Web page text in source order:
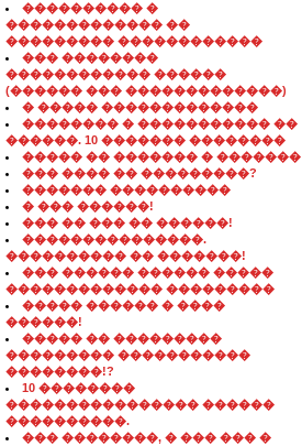
���������� �
������������� ��
��������� ������������
��� ��������
������������ ������
(������ ��� �������������)
� ����� �������������
�������� � ����������� ��
������. 10 ������� ��������
����� �� ������� � �������
��� ���� �� ���������?
������� ����������
� ��� ������!
��� �� ��� �� ������!
���������������.
���������� �� �������!
��� ������ ������ �����
������������� ���������
����� ������ � ����
������!
����� �� ���������
��������� �����������
��������!?
10 ��������
���������������� ������
����������.
��� ��������, � ��� ��� �